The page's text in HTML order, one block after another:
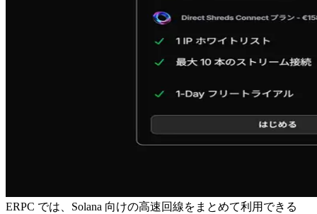
ERPC では、Solana 向けの高速回線をまとめて利用できる